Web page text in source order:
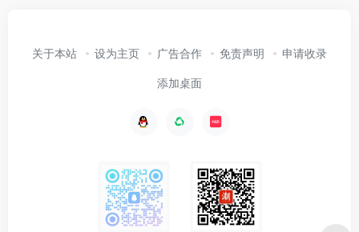
关于本站 设为主页 广告合作 免责声明 申请收录
添加桌面